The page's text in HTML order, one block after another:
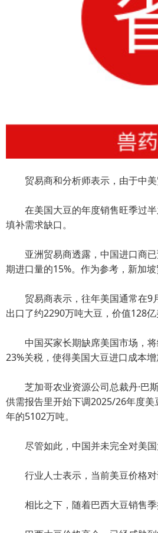
贸易商和分析师表示，由于中美
在美国大豆的年度销售旺季过半
填补需求缺口。
亚洲贸易商透露，中国进口商已
期进口量的15%。作为参考，新加
贸易商表示，往年美国通常在9月
出口了约2290万吨大豆，价值128
中国买家长期缺席美国市场，将
23%关税，使得美国大豆进口成本
芝加哥农业资源公司总裁丹·巴斯
供需报告里开始下调2025/26年度
年的5102万吨。
尽管如此，中国并未完全对美国
行业人士表示，当前美豆价格对
相比之下，随着巴西大豆销售季